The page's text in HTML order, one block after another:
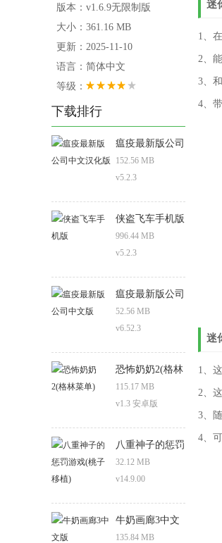
版本：v1.6.9无限制版
大小：361.16 MB
更新：2025-11-10
语言：简体中文
等级：
下载排行
瘟疫最新版公司
中文汉化版
152.56 MB
v5.2.3
侠盗飞车手机版
996.44 MB
v5.2.3
瘟疫最新版公司
中文版
52.56 MB
v6.52.3
恐怖奶奶2(格林
菜单)
115.17 MB
v1.3 安卓版
八重神子的惩罚
游戏(桃子移植)
32.12 MB
v14.9.00
牛奶画廊3中文
版
135.84 MB
迷
1、
2、
3、
4、
迷
1、
2、
3、
4、